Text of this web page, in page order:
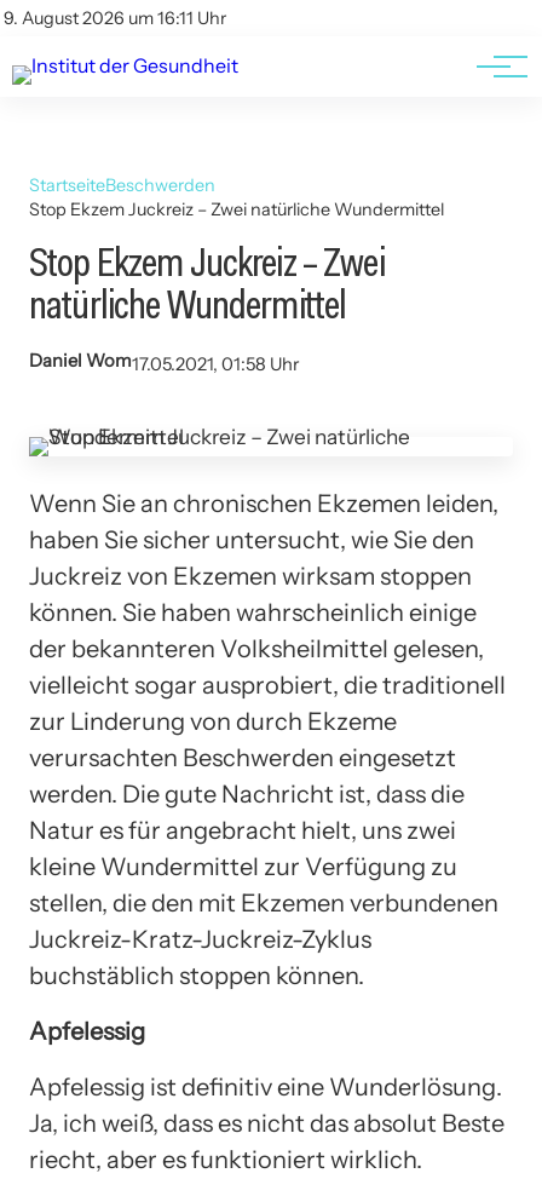
9. August 2026 um 16:11 Uhr
Kontakt
Kontakt
AGBs
StartseiteBeschwerden
Stop Ekzem Juckreiz – Zwei natürliche Wundermittel
Stop Ekzem Juckreiz – Zwei
natürliche Wundermittel
Daniel Wom17.05.2021, 01:58 Uhr
Wenn Sie an chronischen Ekzemen leiden,
haben Sie sicher untersucht, wie Sie den
Juckreiz von Ekzemen wirksam stoppen
können. Sie haben wahrscheinlich einige
der bekannteren Volksheilmittel gelesen,
vielleicht sogar ausprobiert, die traditionell
zur Linderung von durch Ekzeme
verursachten Beschwerden eingesetzt
werden. Die gute Nachricht ist, dass die
Natur es für angebracht hielt, uns zwei
kleine Wundermittel zur Verfügung zu
stellen, die den mit Ekzemen verbundenen
Juckreiz-Kratz-Juckreiz-Zyklus
buchstäblich stoppen können.
Apfelessig
Apfelessig ist definitiv eine Wunderlösung.
Ja, ich weiß, dass es nicht das absolut Beste
riecht, aber es funktioniert wirklich.